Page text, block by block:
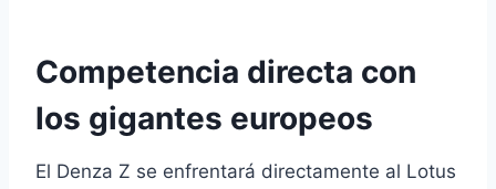
Competencia directa con
los gigantes europeos
El Denza Z se enfrentará directamente al Lotus